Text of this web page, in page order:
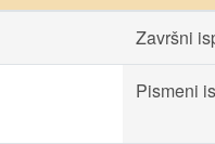
Završni
Pismeni